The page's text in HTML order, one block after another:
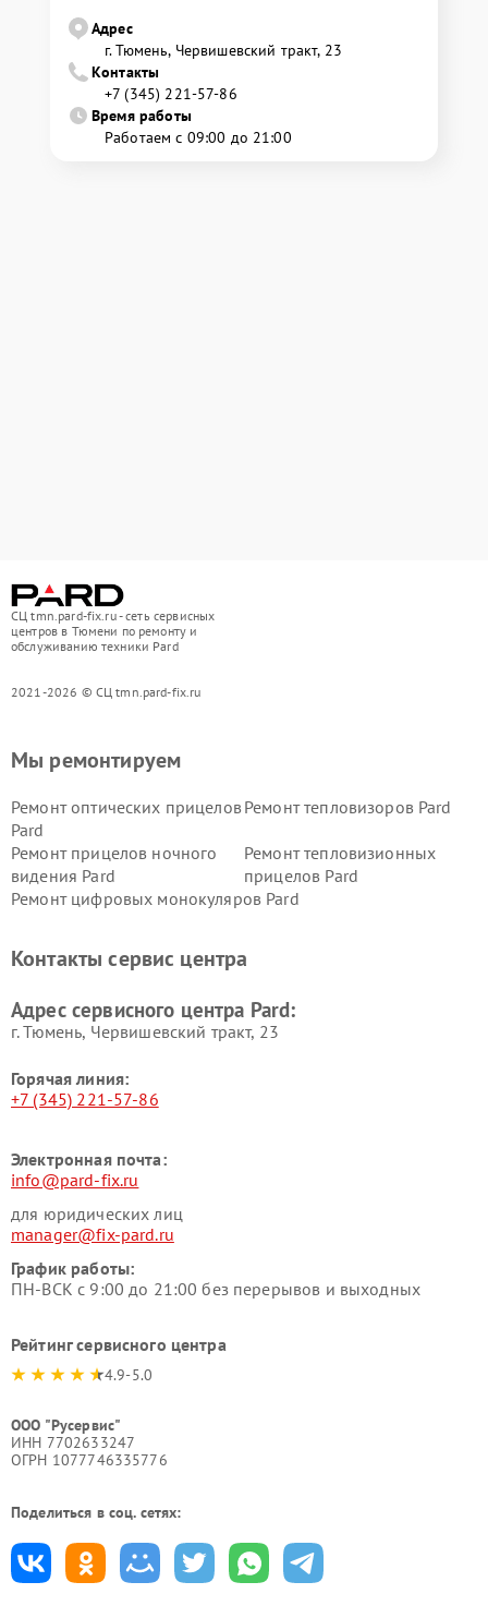
Адрес
г. Тюмень, ​Червишевский тракт, 23
Контакты
+7 (345) 221-57-86
Время работы
Работаем с 09:00 до 21:00
СЦ tmn.pard-fix.ru - сеть сервисных
центров в Тюмени по ремонту и
обслуживанию техники Pard
2021-2026 © СЦ tmn.pard-fix.ru
Мы ремонтируем
Ремонт оптических прицелов
Pard
Ремонт тепловизоров Pard
Ремонт прицелов ночного
видения Pard
Ремонт тепловизионных
прицелов Pard
Ремонт цифровых монокуляров Pard
Контакты сервис центра
Адрес сервисного центра Pard:
г. Тюмень, ​Червишевский тракт, 23
Горячая линия:
+7 (345) 221-57-86
Электронная почта:
info@pard-fix.ru
для юридических лиц
manager@fix-pard.ru
График работы:
ПН-ВСК с 9:00 до 21:00 без перерывов и выходных
Рейтинг сервисного центра
4.9-5.0
ООО "Русервис"
ИНН 7702633247
ОГРН 1077746335776
Поделиться в соц. сетях: